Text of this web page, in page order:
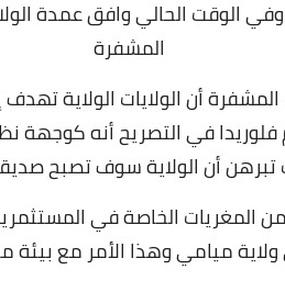
وفي الوقت الحالي وافق عمدة
المشفرة
أن الولايات الولاية تهدف
في التصريح أنه كوجهة
تبرهن أن الولاية سوف تصبح
المغريات الخاصة في
ميامي وهذا الأمر مع بيئة